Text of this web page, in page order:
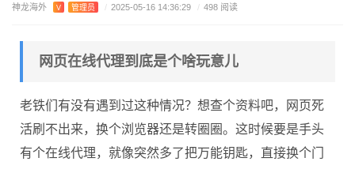
神龙海外 V 管理员 / 2025-05-16 14:36:29 / 498 阅读
网页在线代理到底是个啥玩意儿
老铁们有没有遇到过这种情况？想查个资料吧，网页死
活刷不出来，换个浏览器还是转圈圈。这时候要是手头
有个在线代理，就像突然多了把万能钥匙，直接换个门